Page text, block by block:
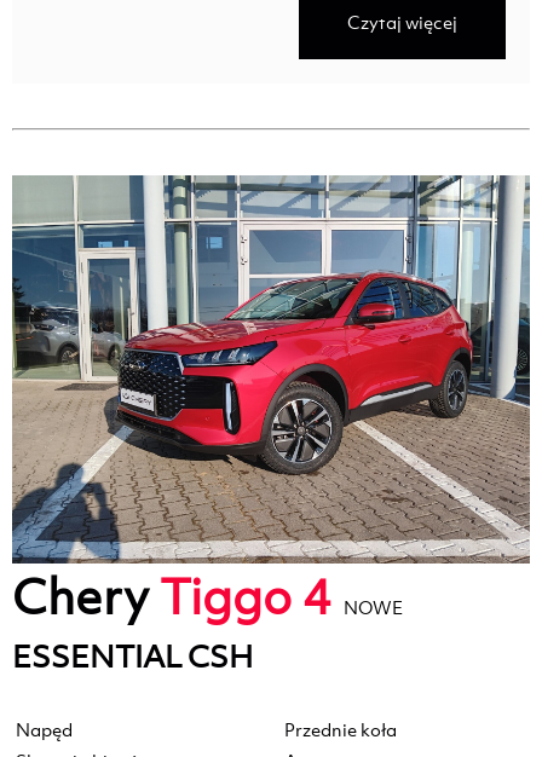
Czytaj więcej
CheryTiggo 4 NOWE
ESSENTIAL CSH
Napęd
Przednie koła